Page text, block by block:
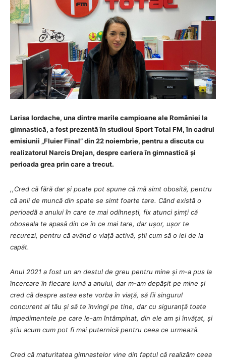
Larisa Iordache, una dintre marile campioane ale României la
gimnastică, a fost prezentă în studioul Sport Total FM, în cadrul
emisiunii „Fluier Final” din 22 noiembrie, pentru a discuta cu
realizatorul Narcis Drejan, despre cariera în gimnastică și
perioada grea prin care a trecut.
,,Cred că fără dar și poate pot spune că mă simt obosită, pentru
că anii de muncă din spate se simt foarte tare. Când există o
perioadă a anului în care te mai odihnești, fix atunci șimți că
oboseala te apasă din ce în ce mai tare, dar ușor, ușor te
recurezi, pentru că având o viață activă, știi cum să o iei de la
capăt.
Anul 2021 a fost un an destul de greu pentru mine și m-a pus la
încercare în fiecare lună a anului, dar m-am depășit pe mine și
cred că despre astea este vorba în viață, să fii singurul
concurent al tău și să te învingi pe tine, dar cu siguranță toate
impedimentele pe care le-am întâmpinat, din ele am și învățat, și
știu acum cum pot fi mai puternică pentru ceea ce urmează.
Cred că maturitatea gimnastelor vine din faptul că realizăm ceea